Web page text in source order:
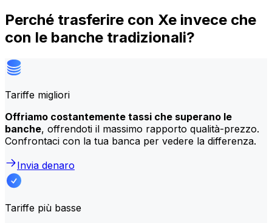
Perché trasferire con Xe invece che
con le banche tradizionali?
Tariffe migliori
Offriamo costantemente tassi che superano le
banche, offrendoti il massimo rapporto qualità-prezzo.
Confrontaci con la tua banca per vedere la differenza.
Invia denaro
Tariffe più basse